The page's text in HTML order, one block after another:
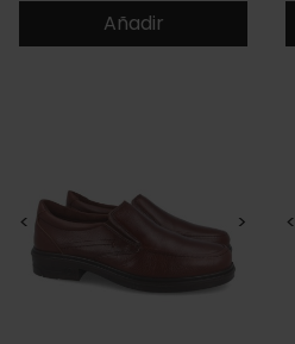
Añadir
< > <